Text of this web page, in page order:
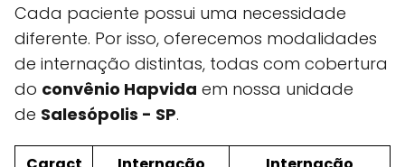
Cada paciente possui uma necessidade
diferente. Por isso, oferecemos modalidades
de internação distintas, todas com cobertura
do convênio Hapvida em nossa unidade
de Salesópolis - SP.